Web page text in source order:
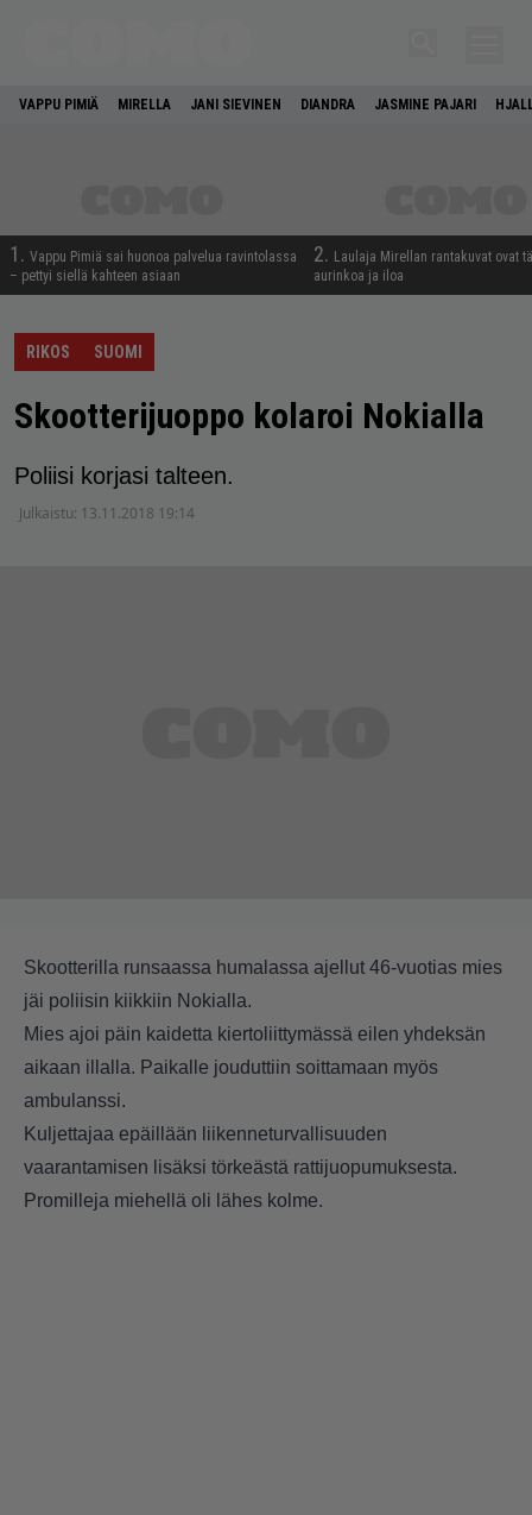
VAPPU PIMIÄ MIRELLA JANI SIEVINEN DIANDRA JASMINE PAJARI
1. Vappu Pimiä sai huonoa palvelua ravintolassa
– pettyi siellä kahteen asiaan
2. Laulaja Mirellan rantakuvat ovat
aurinkoa ja iloa
RIKOS SUOMI
Skootterijuoppo kolaroi Nokialla
Poliisi korjasi talteen.
Julkaistu: 13.11.2018 19:14
Skootterilla runsaassa humalassa ajellut 46-vuotias mies
jäi poliisin kiikkiin Nokialla.
Mies ajoi päin kaidetta kiertoliittymässä eilen yhdeksän
aikaan illalla. Paikalle jouduttiin soittamaan myös
ambulanssi.
Kuljettajaa epäillään liikenneturvallisuuden
vaarantamisen lisäksi törkeästä rattijuopumuksesta.
Promilleja miehellä oli lähes kolme.